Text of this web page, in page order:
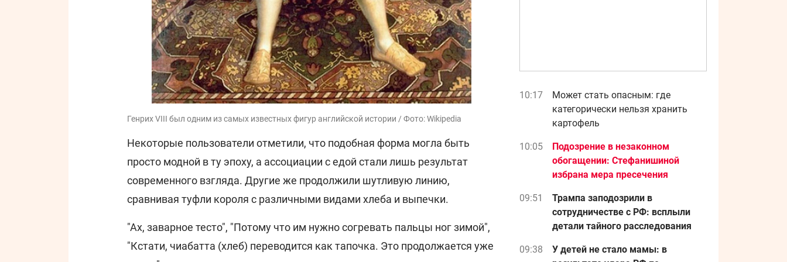
Генрих VIII был одним из самых известных фигур английской истории / Фото: Wikipedia
Некоторые пользователи отметили, что подобная форма могла быть
просто модной в ту эпоху, а ассоциации с едой стали лишь результат
современного взгляда. Другие же продолжили шутливую линию,
сравнивая туфли короля с различными видами хлеба и выпечки.
"Ах, заварное тесто", "Потому что им нужно согревать пальцы ног зимой",
"Кстати, чиабатта (хлеб) переводится как тапочка. Это продолжается уже
10:17
Может стать опасным: где
категорически нельзя хранить
картофель
10:05
Подозрение в незаконном
обогащении: Стефанишиной
избрана мера пресечения
09:51
Трампа заподозрили в
сотрудничестве с РФ: всплыли
детали тайного расследования
09:38
У детей не стало мамы: в